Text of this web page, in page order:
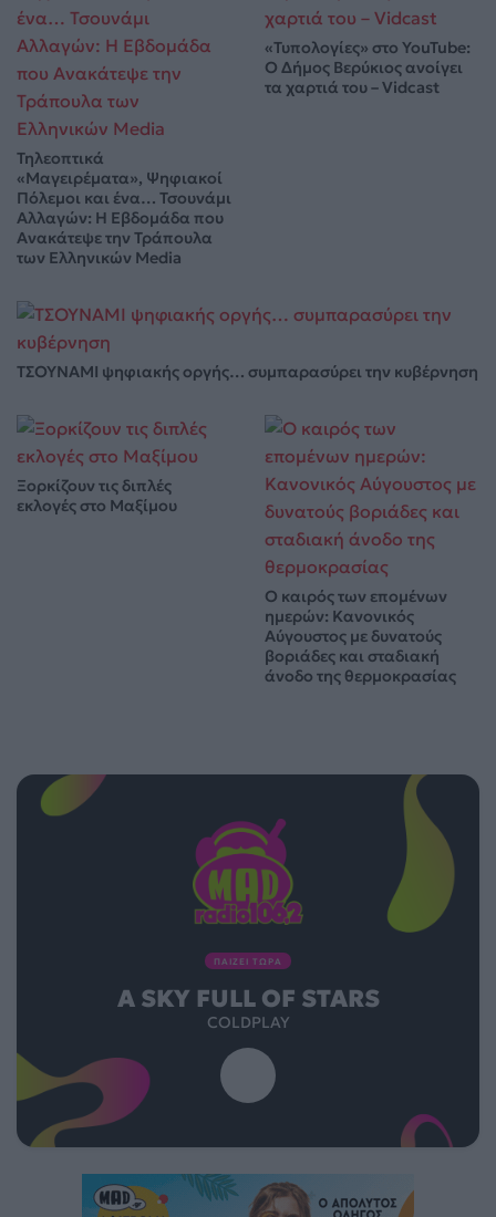
Τηλεοπτικά
«Μαγειρέματα», Ψηφιακοί
Πόλεμοι και ένα… Τσουνάμι
Αλλαγών: Η Εβδομάδα που
Ανακάτεψε την Τράπουλα
των Ελληνικών Media
«Τυπολογίες» στο YouTube:
Ο Δήμος Βερύκιος ανοίγει
τα χαρτιά του – Vidcast
ΤΣΟΥΝΑΜΙ ψηφιακής οργής… συμπαρασύρει την κυβέρνηση
Ξορκίζουν τις διπλές
εκλογές στο Μαξίμου
Ο καιρός των επομένων
ημερών: Κανονικός
Αύγουστος με δυνατούς
βοριάδες και σταδιακή
άνοδο της θερμοκρασίας
ΠΑΙΖΕΙ ΤΩΡΑ
A SKY FULL OF STARS
COLDPLAY